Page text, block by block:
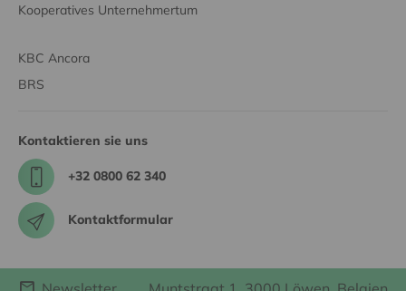
Kooperatives Unternehmertum
KBC Ancora
BRS
Kontaktieren sie uns
+32 0800 62 340
Kontaktformular